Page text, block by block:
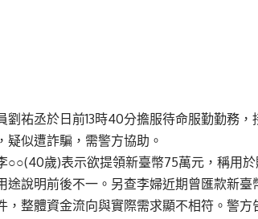
劉祐丞於日前13時40分擔服待命服勤勤務
似遭詐騙，需警方協助。
○○(40歲)表示欲提領新臺幣75萬元，稱用
途說明前後不一。另查李婦近期曾匯款新臺
，整體資金流向與實際需求顯不相符。警